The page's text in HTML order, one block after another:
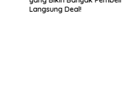
Langsung Deal!